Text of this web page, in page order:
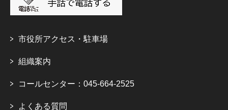
市役所アクセス・駐車場
組織案内
コールセンター：045-664-2525
よくある質問